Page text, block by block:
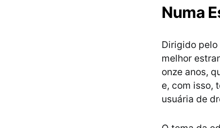
Numa
Dirigido pelo
melhor
onze anos,
e, com isso,
usuária de